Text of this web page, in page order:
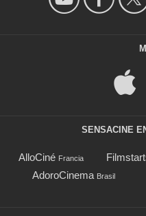
SENSACINE
AlloCiné Francia
AdoroCinema Brasil